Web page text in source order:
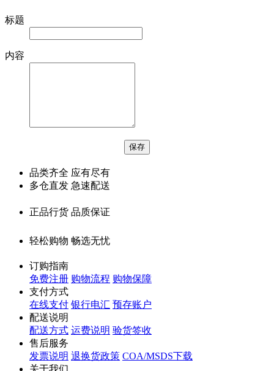
标题
内容
品类齐全 应有尽有
多仓直发 急速配送
正品行货 品质保证
轻松购物 畅选无忧
订购指南
免费注册 购物流程 购物保障
支付方式
在线支付 银行电汇 预存账户
配送说明
配送方式 运费说明 验货签收
售后服务
发票说明 退换货政策 COA/MSDS下载